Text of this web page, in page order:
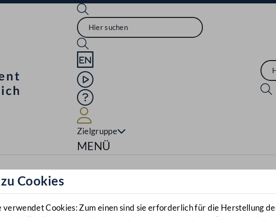
Sprache English
Mediathek
Hilfe
Zielgruppe
Navigationsmenü öffnen
MENÜ
Cookies
verwendet Cookies: Zum einen sind sie erforderlich für die Herstellung